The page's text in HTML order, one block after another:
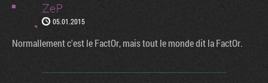
ZeP
05.01.2015
Normallement c'est le FactOr, mais tout le monde dit la FactOr.